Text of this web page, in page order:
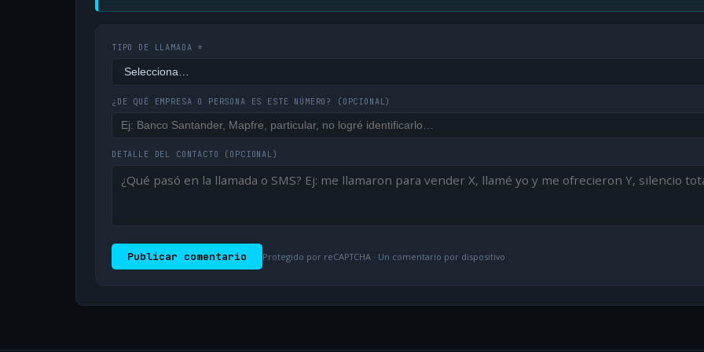
TIPO DE LLAMADA *
¿DE QUÉ EMPRESA O PERSONA ES ESTE NÚMERO? (OPCIONAL)
DETALLE DEL CONTACTO (OPCIONAL)
Publicar comentario Protegido por reCAPTCHA · Un comentario por dispositivo